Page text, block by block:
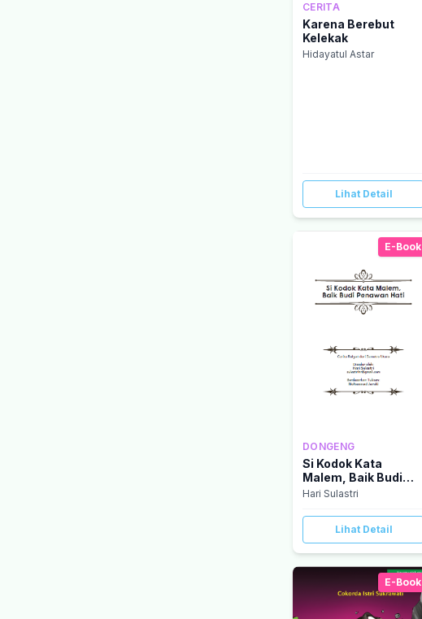
CERITA
Karena Berebut
Kelekak
Hidayatul Astar
Lihat Detail
E-Book
DONGENG
Si Kodok Kata
Malem, Baik Budi
Penawan Hati
Hari Sulastri
Lihat Detail
E-Book